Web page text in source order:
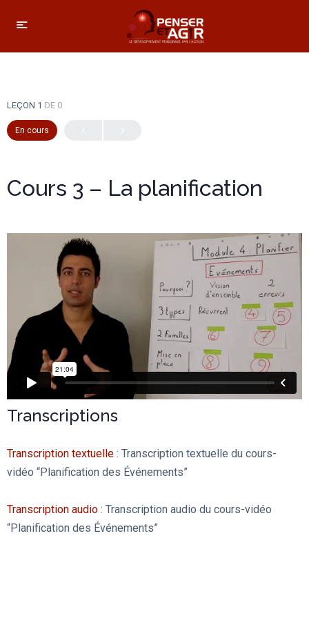
LEÇON 1 DE 0
En cours
Cours 3 – La planification
Transcriptions
Transcription textuelle : Transcription textuelle du cours-
vidéo “Planification des Événements”
Transcription audio : Transcription audio du cours-vidéo
“Planification des Événements”